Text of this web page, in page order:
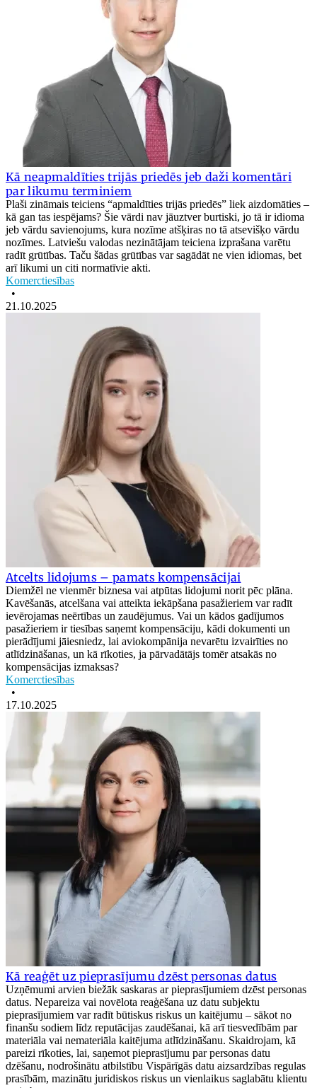
Kā neapmaldīties trijās priedēs jeb daži komentāri
par likumu terminiem
Plaši zināmais teiciens “apmaldīties trijās priedēs” liek aizdomāties –
kā gan tas iespējams? Šie vārdi nav jāuztver burtiski, jo tā ir idioma
jeb vārdu savienojums, kura nozīme atšķiras no tā atsevišķo vārdu
nozīmes. Latviešu valodas nezinātājam teiciena izprašana varētu
radīt grūtības. Taču šādas grūtības var sagādāt ne vien idiomas, bet
arī likumi un citi normatīvie akti.
Komerctiesības
•
21.10.2025
Atcelts lidojums – pamats kompensācijai
Diemžēl ne vienmēr biznesa vai atpūtas lidojumi norit pēc plāna.
Kavēšanās, atcelšana vai atteikta iekāpšana pasažieriem var radīt
ievērojamas neērtības un zaudējumus. Vai un kādos gadījumos
pasažieriem ir tiesības saņemt kompensāciju, kādi dokumenti un
pierādījumi jāiesniedz, lai aviokompānija nevarētu izvairīties no
atlīdzināšanas, un kā rīkoties, ja pārvadātājs tomēr atsakās no
kompensācijas izmaksas?
Komerctiesības
•
17.10.2025
Kā reaģēt uz pieprasījumu dzēst personas datus
Uzņēmumi arvien biežāk saskaras ar pieprasījumiem dzēst personas
datus. Nepareiza vai novēlota reaģēšana uz datu subjektu
pieprasījumiem var radīt būtiskus riskus un kaitējumu – sākot no
finanšu sodiem līdz reputācijas zaudēšanai, kā arī tiesvedībām par
materiāla vai nemateriāla kaitējuma atlīdzināšanu. Skaidrojam, kā
pareizi rīkoties, lai, saņemot pieprasījumu par personas datu
dzēšanu, nodrošinātu atbilstību Vispārīgās datu aizsardzības regulas
prasībām, mazinātu juridiskos riskus un vienlaikus saglabātu klientu